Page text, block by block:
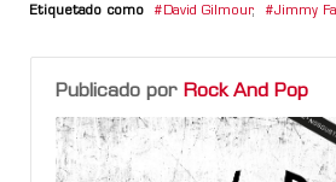
Etiquetado como David Gilmour, Jimmy
Publicado por Rock And Pop